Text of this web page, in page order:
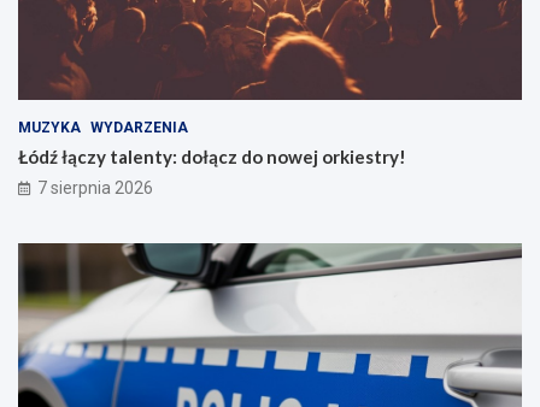
MUZYKA WYDARZENIA
Łódź łączy talenty: dołącz do nowej orkiestry!
7 sierpnia 2026